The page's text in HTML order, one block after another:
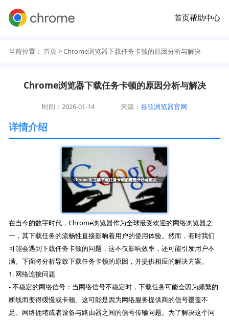
首页帮助中心
当前位置： 首页> Chrome浏览器下载任务卡顿的原因分析与解决
Chrome浏览器下载任务卡顿的原因分析与解决
时间：2026-01-14 来源：谷歌浏览器官网
详情介绍
在当今的数字时代，Chrome浏览器作为全球最受欢迎的网络浏览器之
一，其下载任务的流畅性直接影响着用户的使用体验。然而，有时我们
可能会遇到下载任务卡顿的问题，这不仅影响效率，还可能引发用户不
满。下面将分析导致下载任务卡顿的原因，并提供相应的解决方案。
1. 网络连接问题
- 不稳定的网络信号：当网络信号不稳定时，下载任务可能会因为频繁的
断线而变得缓慢或卡顿。这可能是因为网络服务提供商的信号覆盖不
足、网络拥堵或者设备与路由器之间的信号传输问题。为了解决这个问